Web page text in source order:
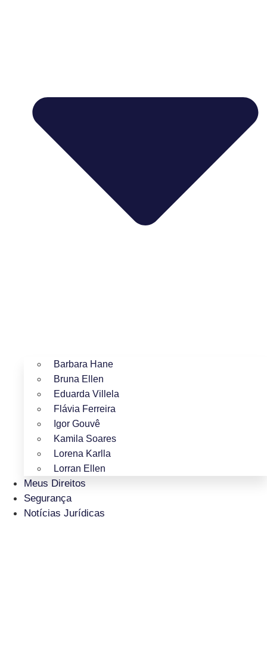
Barbara Hane
Bruna Ellen
Eduarda Villela
Flávia Ferreira
Igor Gouvê
Kamila Soares
Lorena Karlla
Lorran Ellen
Meus Direitos
Segurança
Notícias Jurídicas